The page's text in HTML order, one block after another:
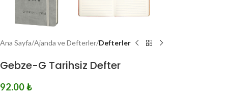
Ana Sayfa Ajanda ve Defterler Defterler
Gebze-G Tarihsiz Defter
92.00₺